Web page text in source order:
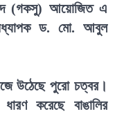
(গকসু) আয়োজিত এ
অধ্যাপক ড. মো. আবুল
উঠেছে পুরো চত্বর।
ধারণ করেছে বাঙালির